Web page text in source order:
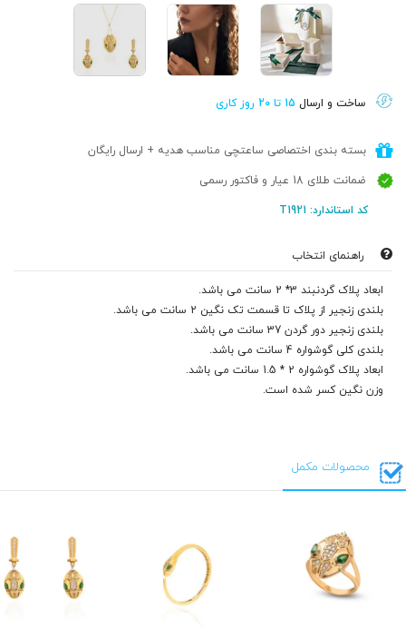
ساخت و ارسال 15 تا 20 روز کاری
بسته بندی اختصاصی ساعتچی مناسب هدیه + ارسال رایگان
ضمانت طلای 18 عیار و فاکتور رسمی
کد استاندارد: T1921
راهنمای انتخاب
ابعاد پلاک گردنبند 3* 2 سانت می باشد.
بلندی زنجیر از پلاک تا قسمت تک نگین 2 سانت می باشد.
بلندی زنجیر دور گردن 37 سانت می باشد.
بلندی کلی گوشواره 4 سانت می باشد.
ابعاد پلاک گوشواره 2 * 1.5 سانت می باشد.
وزن نگین کسر شده است.
محصولات مکمل